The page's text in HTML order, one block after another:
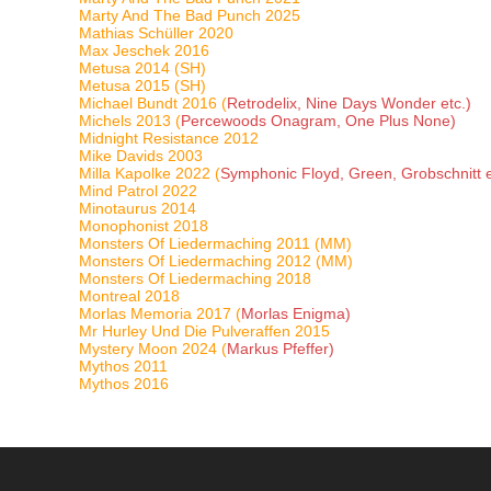
Marty And The Bad Punch 2025
Mathias Schüller 2020
Max Jeschek 2016
Metusa 2014 (SH)
Metusa 2015 (SH)
Michael Bundt 2016 (Retrodelix, Nine Days Wonder etc.)
Michels 2013 (Percewoods Onagram, One Plus None)
Midnight Resistance 2012
Mike Davids 2003
Milla Kapolke 2022 (Symphonic Floyd, Green, Grobschnitt
Mind Patrol 2022
Minotaurus 2014
Monophonist 2018
Monsters Of Liedermaching 2011 (MM)
Monsters Of Liedermaching 2012 (MM)
Monsters Of Liedermaching 2018
Montreal 2018
Morlas Memoria 2017 (Morlas Enigma)
Mr Hurley Und Die Pulveraffen 2015
Mystery Moon 2024 (Markus Pfeffer)
Mythos 2011
Mythos 2016